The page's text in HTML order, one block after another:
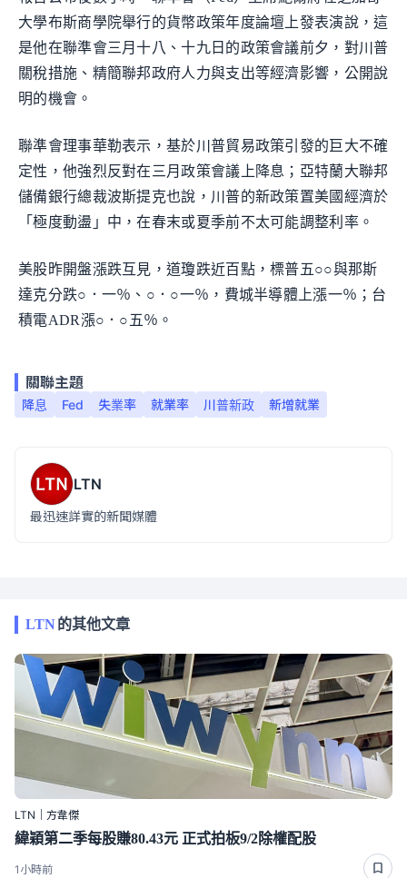
大學布斯商學院舉行的貨幣政策年度論壇上發表演說，這
是他在聯準會三月十八、十九日的政策會議前夕，對川普
關稅措施、精簡聯邦政府人力與支出等經濟影響，公開說
明的機會。
聯準會理事華勒表示，基於川普貿易政策引發的巨大不確
定性，他強烈反對在三月政策會議上降息；亞特蘭大聯邦
儲備銀行總裁波斯提克也說，川普的新政策置美國經濟於
「極度動盪」中，在春末或夏季前不太可能調整利率。
美股昨開盤漲跌互見，道瓊跌近百點，標普五○○與那斯
達克分跌○．一％、○．○一％，費城半導體上漲一％；台
積電ADR漲○．○五％。
關聯主題
降息 Fed 失業率 就業率 川普新政 新增就業
LTN
最迅速詳實的新聞媒體
LTN的其他文章
LTN｜方韋傑
緯穎第二季每股賺80.43元 正式拍板9/2除權配股
1小時前